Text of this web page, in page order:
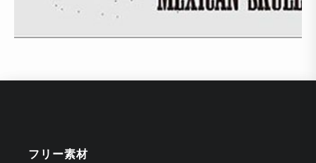
フリー素材